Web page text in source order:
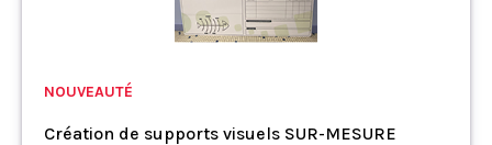
NOUVEAUTÉ
Création de supports visuels SUR-MESURE